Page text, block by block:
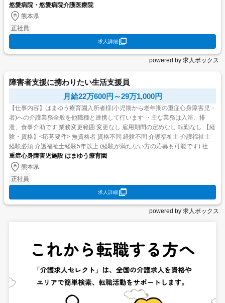
悠愛病院・悠愛病院介護医療院
熊本県
正社員
求人詳細
powered by 求人ボックス
障害者支援に携わりたい生活支援員
月給22万600円～29万1,000円
【仕事内容】はまゆう療育園入所者様(小児期から老年期の重症心身障害児・
者)への介護業務全般を他職種と連携して行います ・主な業務は入浴、排
泄、食事介助です 業務変更範囲:変更なし 雇用期間の定めなし 転勤なし 【経
験・資格】<応募要件> 無資格者 資格不問 経験不問 介護福祉士 介護福祉士
経験必須:介護福祉士経験5年以上 (経験が満たない方の応募も可能です) 社会
福祉士 社会福祉士 ...
重症心身障害児施設 はまゆう療育園
熊本県
正社員
求人詳細
powered by 求人ボックス